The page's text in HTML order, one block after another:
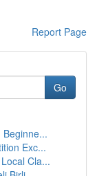
Report Page
Go
Exc...
Cla...